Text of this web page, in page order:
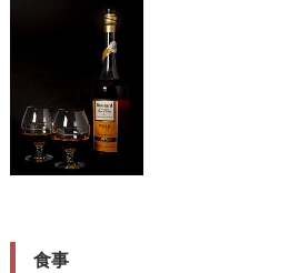
食事